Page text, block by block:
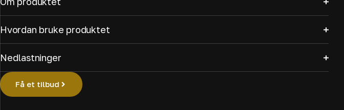
Hvordan bruke produktet
Nedlastninger
Få et tilbud